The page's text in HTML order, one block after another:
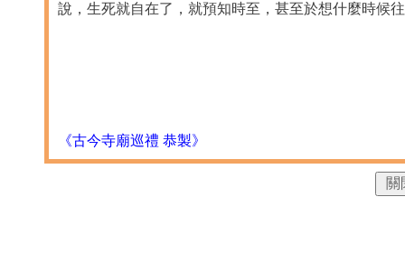
說，生死就自在了，就預知時至，甚至於想什麼時候
《古今寺廟巡禮 恭製》